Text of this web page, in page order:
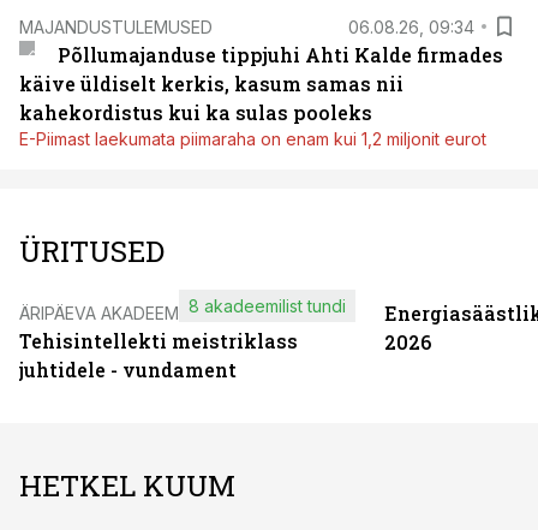
MAJANDUSTULEMUSED 06.08.26, 09:34
Põllumajanduse tippjuhi Ahti Kalde firmades
käive üldiselt kerkis, kasum samas nii
kahekordistus kui ka sulas pooleks
E-Piimast laekumata piimaraha on enam kui 1,2 miljonit eurot
ÜRITUSED
ÄRIPÄEVA AKADEEMIA
Tehisintellekti meistriklass
juhtidele - vundament
8 akadeemilist tundi
2026
HETKEL KUUM